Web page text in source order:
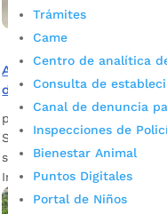
Trámites
Came
Centro de analítica
Consulta de
Canal de denuncia
Inspecciones de
Bienestar Animal
Puntos Digitales
Portal de Niños
Avanzamos en la
de la Estrategia
por May
Se realizo un importante
socialización de los
Inclusivos.